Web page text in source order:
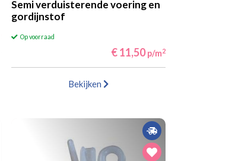
Semi verduisterende voering en
gordijnstof
Op voorraad
€ 11,50 p/m2
Bekijken